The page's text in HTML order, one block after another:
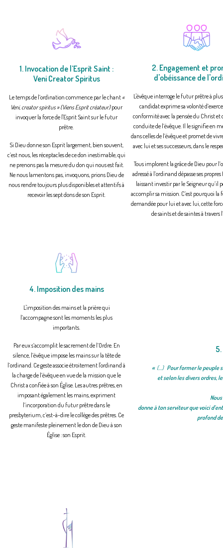
1. Invocation de l’Esprit Saint :
Veni Creator Spiritus
Le temps de l’ordination commence par le chant «
Veni, creator spiritus » (Viens Esprit créateur)pour
invoquer la force de l'Esprit Saint sur le futur
prêtre.
Si Dieu donne son Esprit largement, bien souvent,
c’est nous, les réceptacles de ce don inestimable, qui
ne prenons pas la mesure du don qui nous est fait.
Ne nous lamentons pas, invoquons, prions Dieu de
nous rendre toujours plus disponibles et attentifs à
recevoir les sept dons de son Esprit.
2. Engagement et
d'obéissance de
L'évêque interroge le futur prêtre à
candidatexprime sa volonté
conformité avec la pensée du Christ et
conduite de l’évêque. Il le signifie en
dans celles de l’évêque et promet de
avec lui et ses successeurs, dans le
Tous implorent la grâce de Dieu pour
adressé à l’ordinand dépasse ses propres
laissant investir par le Seigneur qu’il
accomplir sa mission. C’est pourquoi la
demandée pour lui et avec lui, cette
de saints et de saintes à travers
4. Imposition des mains
L'imposition des mains et la prière qui
l’accompagne sont les moments les plus
importants.
Par eux s’accomplit le sacrement de l’Ordre. En
silence, l’évêque impose les mains sur la tête de
l’ordinand. Ce gesteassocie étroitement l'ordinand à
la charge de l’évêque en vue de la mission que le
Christa confiée à son Église. Les autres prêtres, en
imposant également les mains, expriment
l’incorporation du futur prêtre dans le
presbyterium, c’est-à-dire le collège des prêtres. Ce
geste manifeste pleinement le don de Dieu à son
Église : son Esprit.
« (...) Pour former le peuple
et selon les divers ordres,
donne à ton serviteur que voici
profond